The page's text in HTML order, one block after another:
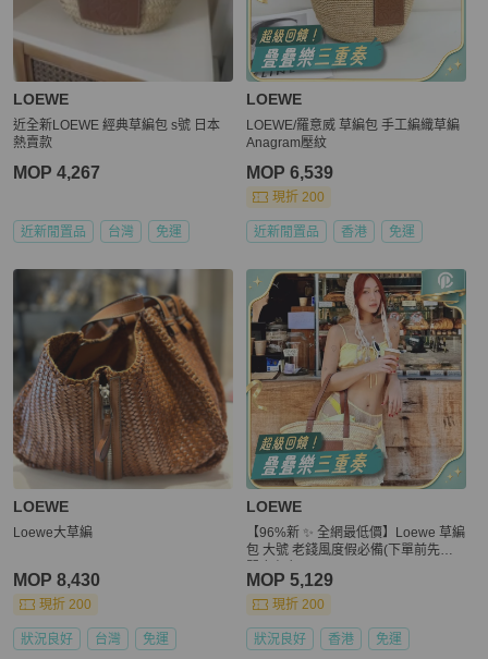
LOEWE
近全新LOEWE 經典草編包 s號 日本
熱賣款
MOP 4,267
近新閒置品 台灣 免運
LOEWE
LOEWE/羅意威 草編包 手工編織草編
Anagram壓紋
MOP 6,539
現折 200
近新閒置品 香港 免運
LOEWE
Loewe大草編
MOP 8,430
現折 200
狀況良好 台灣 免運
LOEWE
【96%新 ✨ 全網最低價】Loewe 草編
包 大號 老錢風度假必備(下單前先詢
MOP 5,129
現折 200
狀況良好 香港 免運